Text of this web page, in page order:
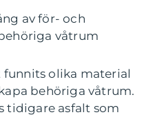
av för- och
våtrum
olika material
behöriga våtrum.
tidigare asfalt som